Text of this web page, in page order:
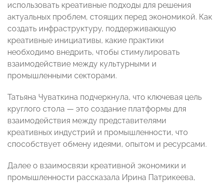
использовать креативные подходы для решения
актуальных проблем, стоящих перед экономикой. Как
создать инфраструктуру, поддерживающую
креативные инициативы, какие практики
необходимо внедрить, чтобы стимулировать
взаимодействие между культурными и
промышленными секторами.
Татьяна Чуваткина подчеркнула, что ключевая цель
круглого стола — это создание платформы для
взаимодействия между представителями
креативных индустрий и промышленности, что
способствует обмену идеями, опытом и ресурсами.
Далее о взаимосвязи креативной экономики и
промышленности рассказала Ирина Патрикеева,